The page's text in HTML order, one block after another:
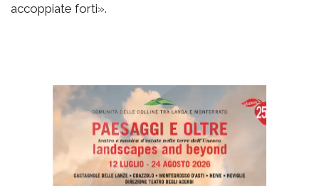
accoppiate forti».